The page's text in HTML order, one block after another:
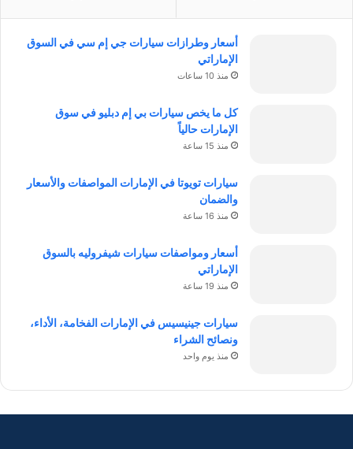
أسعار وطرازات سيارات جي إم سي في السوق
الإماراتي
منذ 10 ساعات
كل ما يخص سيارات بي إم دبليو في سوق
الإمارات حالياً
منذ 15 ساعة
سيارات تويوتا في الإمارات المواصفات والأسعار
والضمان
منذ 16 ساعة
أسعار ومواصفات سيارات شيفروليه بالسوق
الإماراتي
منذ 19 ساعة
سيارات جينيسيس في الإمارات الفخامة، الأداء،
ونصائح الشراء
منذ يوم واحد